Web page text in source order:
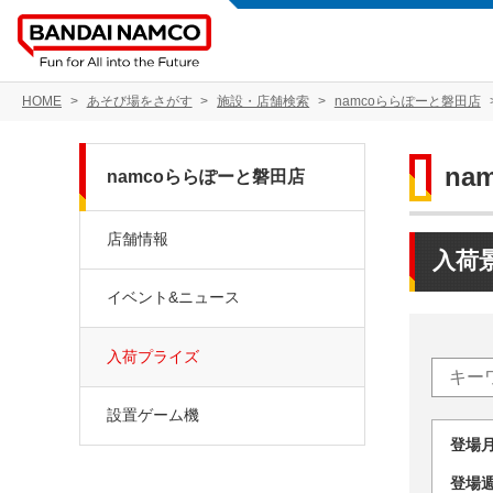
HOME あそび場をさがす 施設・店舗検索 namcoららぽーと磐田店
入荷
登
登
namcoららぽーと磐田店
店舗情報
イベント&ニュース
入荷プライズ
設置ゲーム機